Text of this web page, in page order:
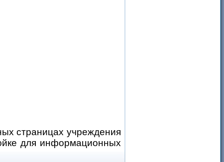
страницах учреждения
для информационных